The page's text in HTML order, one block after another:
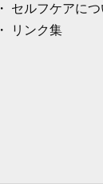
セルフケアにつ
リンク集